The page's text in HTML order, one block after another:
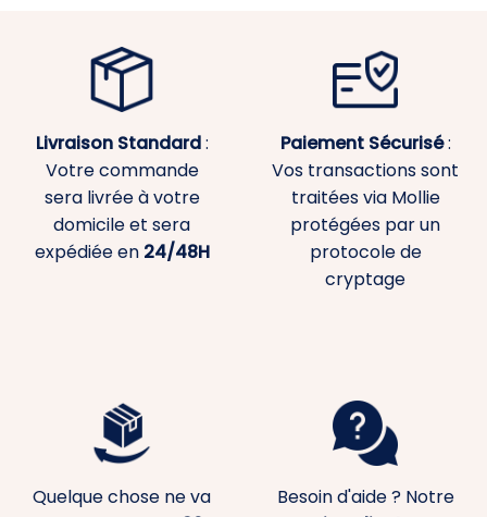
Livraison Standard:
Votre commande
sera livrée à votre
domicile et sera
expédiée en 24/48H
Paiement Sécurisé:
Vos transactions sont
traitées via Mollie
protégées par un
protocole de
cryptage
Quelque chose ne va
Besoin d'aide ? Notre